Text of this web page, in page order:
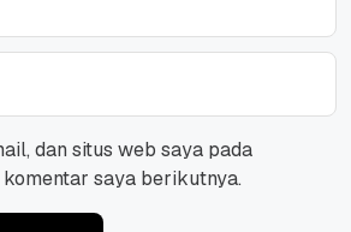
dan situs web saya pada
saya berikutnya.